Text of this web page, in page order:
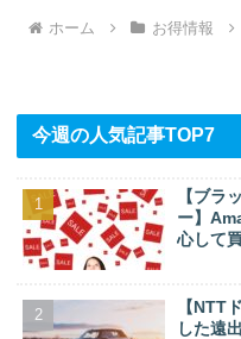
ホーム お得情報
今週の人気記事TOP7
【ブラ
ー】
心して
【NTT
した遠